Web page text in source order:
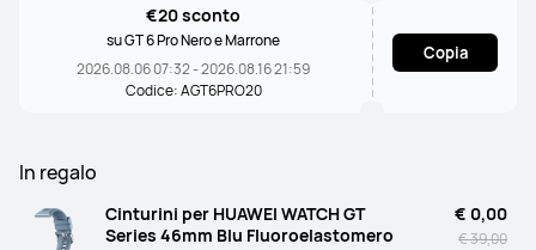
€20 sconto
su GT 6 Pro Nero e Marrone
2026.08.06 07:32 - 2026.08.16 21:59
Codice: AGT6PRO20
Copia
In regalo
Cinturini per HUAWEI WATCH GT
Series 46mm Blu Fluoroelastomero
€ 0,00
€ 39,00